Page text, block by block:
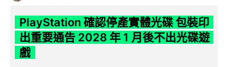
PlayStation 確認停產實體光碟 包裝印
出重要通告 2028 年 1 月後不出光碟遊
戲